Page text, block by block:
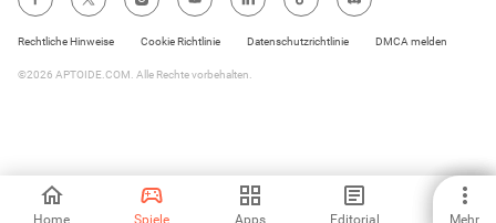
Home Spiele Apps Editorial Mehr
Rechtliche Hinweise Cookie Richtlinie Datenschutzrichtlinie DMCA melden
©2026 APTOIDE.COM. Alle Rechte vorbehalten.